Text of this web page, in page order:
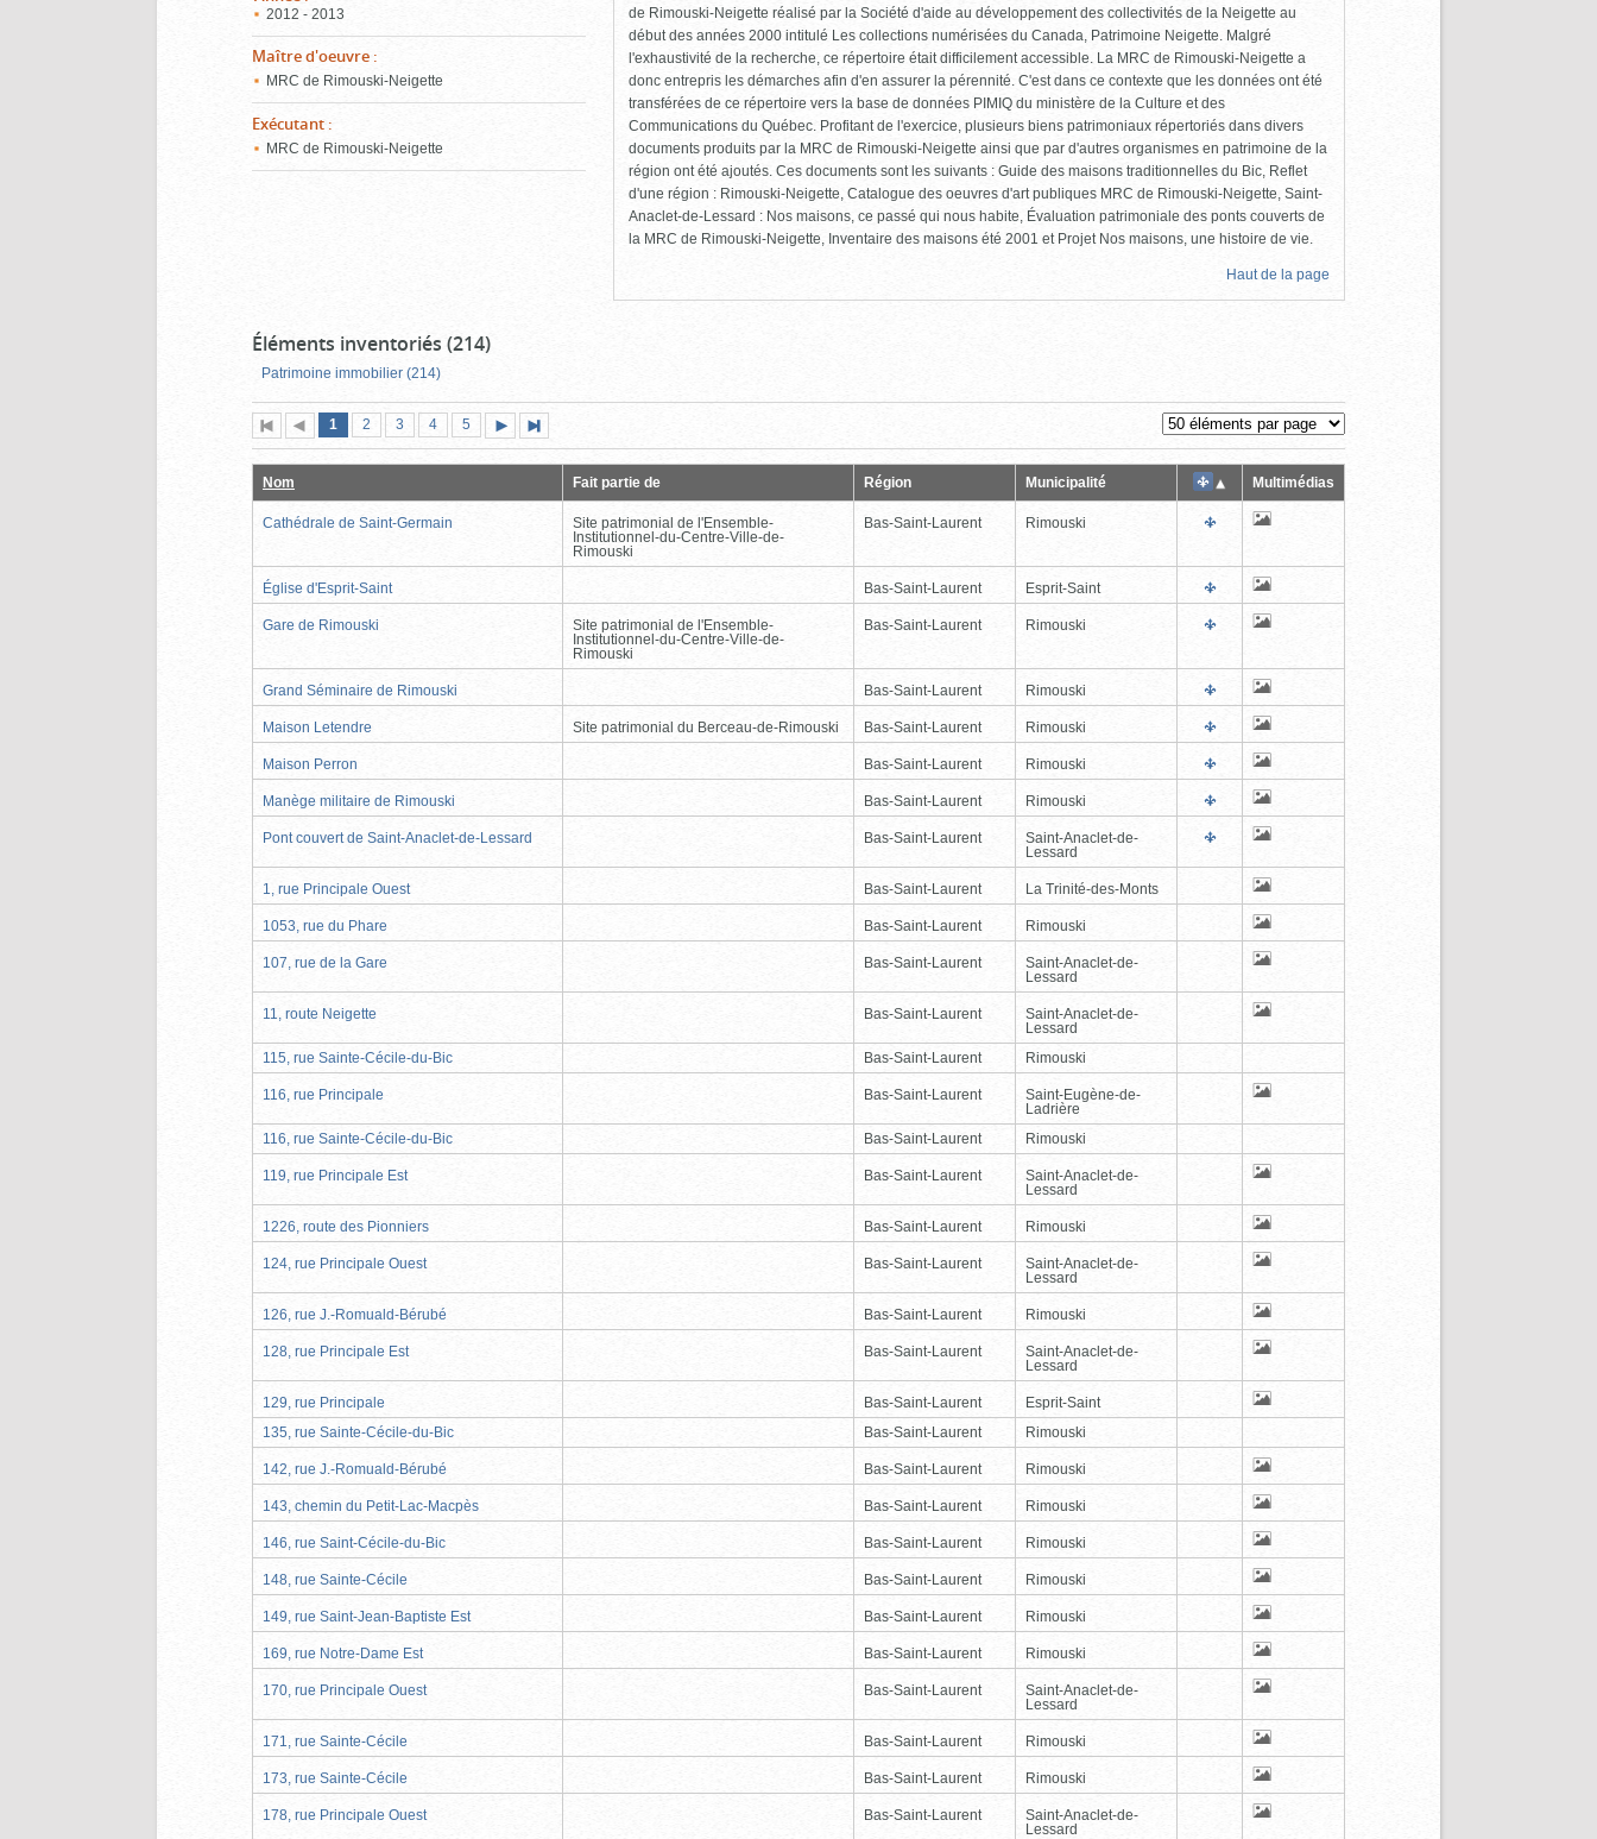
2012 - 2013
Maître d'oeuvre :
MRC de Rimouski-Neigette
Exécutant :
MRC de Rimouski-Neigette
de Rimouski-Neigette réalisé par la Société d'aide au développement des collectivités de la Neigette au
début des années 2000 intitulé Les collections numérisées du Canada, Patrimoine Neigette. Malgré
l'exhaustivité de la recherche, ce répertoire était difficilement accessible. La MRC de Rimouski-Neigette a
donc entrepris les démarches afin d'en assurer la pérennité. C'est dans ce contexte que les données ont été
transférées de ce répertoire vers la base de données PIMIQ du ministère de la Culture et des
Communications du Québec. Profitant de l'exercice, plusieurs biens patrimoniaux répertoriés dans divers
documents produits par la MRC de Rimouski-Neigette ainsi que par d'autres organismes en patrimoine de la
région ont été ajoutés. Ces documents sont les suivants : Guide des maisons traditionnelles du Bic, Reflet
d'une région : Rimouski-Neigette, Catalogue des oeuvres d'art publiques MRC de Rimouski-Neigette, Saint-
Anaclet-de-Lessard : Nos maisons, ce passé qui nous habite, Évaluation patrimoniale des ponts couverts de
la MRC de Rimouski-Neigette, Inventaire des maisons été 2001 et Projet Nos maisons, une histoire de vie.
Haut de la page
Éléments inventoriés (214)
Patrimoine immobilier (214)
Première
page
Page
précédente
Page
1 (page
actuelle)
Page
2 Page
3 Page
4 Page
5
suivante
page
Nom Fait partie de Région Municipalité Multimédias
Cathédrale de Saint-Germain
Site patrimonial de l'Ensemble-
Institutionnel-du-Centre-Ville-de-
Rimouski
Bas-Saint-Laurent Rimouski
Église d'Esprit-Saint Bas-Saint-Laurent Esprit-Saint
Gare de Rimouski
Site patrimonial de l'Ensemble-
Institutionnel-du-Centre-Ville-de-
Rimouski
Bas-Saint-Laurent Rimouski
Grand Séminaire de Rimouski Bas-Saint-Laurent Rimouski
Maison Letendre Site patrimonial du Berceau-de-Rimouski Bas-Saint-Laurent Rimouski
Maison Perron Bas-Saint-Laurent Rimouski
Manège militaire de Rimouski Bas-Saint-Laurent Rimouski
Pont couvert de Saint-Anaclet-de-Lessard Bas-Saint-Laurent
Saint-Anaclet-de-
Lessard
1, rue Principale Ouest Bas-Saint-Laurent La Trinité-des-Monts
1053, rue du Phare Bas-Saint-Laurent Rimouski
107, rue de la Gare Bas-Saint-Laurent
Saint-Anaclet-de-
Lessard
11, route Neigette Bas-Saint-Laurent
Saint-Anaclet-de-
Lessard
115, rue Sainte-Cécile-du-Bic
Bas-Saint-Laurent Rimouski
116, rue Principale Bas-Saint-Laurent
Saint-Eugène-de-
Ladrière
116, rue Sainte-Cécile-du-Bic
Bas-Saint-Laurent Rimouski
119, rue Principale Est Bas-Saint-Laurent
Saint-Anaclet-de-
Lessard
1226, route des Pionniers Bas-Saint-Laurent Rimouski
124, rue Principale Ouest Bas-Saint-Laurent
Saint-Anaclet-de-
Lessard
126, rue J.-Romuald-Bérubé Bas-Saint-Laurent Rimouski
128, rue Principale Est Bas-Saint-Laurent
Saint-Anaclet-de-
Lessard
129, rue Principale Bas-Saint-Laurent
Esprit-Saint
135, rue Sainte-Cécile-du-Bic
Bas-Saint-Laurent Rimouski
142, rue J.-Romuald-Bérubé Bas-Saint-Laurent Rimouski
143, chemin du Petit-Lac-Macpès Bas-Saint-Laurent Rimouski
146, rue Saint-Cécile-du-Bic Bas-Saint-Laurent Rimouski
148, rue Sainte-Cécile Bas-Saint-Laurent Rimouski
149, rue Saint-Jean-Baptiste Est Bas-Saint-Laurent Rimouski
169, rue Notre-Dame Est Bas-Saint-Laurent Rimouski
170, rue Principale Ouest Bas-Saint-Laurent
Saint-Anaclet-de-
Lessard
171, rue Sainte-Cécile Bas-Saint-Laurent Rimouski
173, rue Sainte-Cécile Bas-Saint-Laurent Rimouski
178, rue Principale Ouest Bas-Saint-Laurent
Saint-Anaclet-de-
Lessard